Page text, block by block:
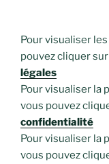
Pour visualiser
pouvez cliquer
légales
Pour visualiser la
vous pouvez
confidentialité
Pour visualiser la
vous pouvez